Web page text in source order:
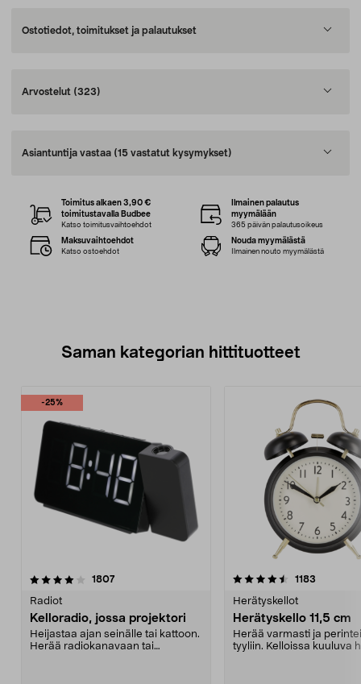
Ostotiedot, toimitukset ja palautukset
Arvostelut (323)
Asiantuntija vastaa (15 vastatut kysymykset)
Toimitus alkaen 3,90 €
toimitustavalla Budbee
Katso toimitusvaihtoehdot
Ilmainen palautus
myymälään
365 päivän palautusoikeus
Maksuvaihtoehdot
Katso ostoehdot
Nouda myymälästä
Ilmainen nouto myymälästä
Saman kategorian hittituotteet
-25%
1807arvostelut
Radiot
Kelloradio, jossa projektori
Heijastaa ajan seinälle tai kattoon.
Herää radiokanavaan tai
4.5 viidestä
1183
Herätyskellot
Herätyskello 11,5 cm
Herää varmasti ja
tyyliin. Kelloissa kuuluva
4.0 viidestä